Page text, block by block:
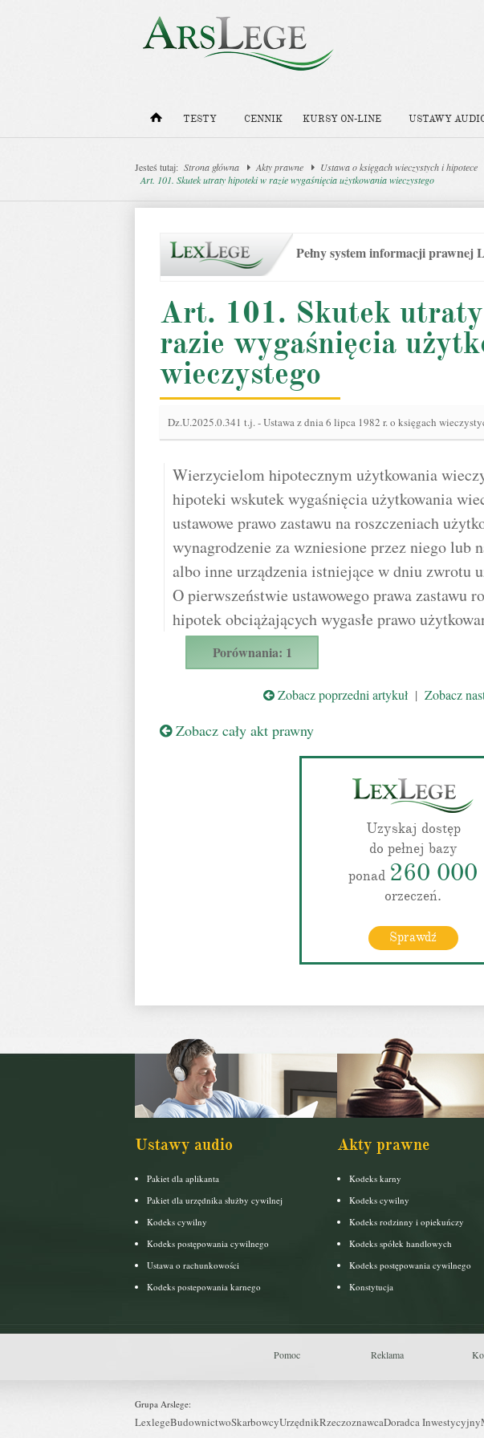
TESTY CENNIK KURSY ON-LINE USTAWY
Jesteś tutaj: Strona główna Akty prawne Ustawa o księgach wieczystych i hipotece
Art. 101. Skutek utraty hipoteki w razie wygaśnięcia użytkowania wieczystego
Pełny system informacji prawnej
Art. 101. Skutek
razie wygaśnięcia
wieczystego
Dz.U.2025.0.341 t.j.-Ustawa z dnia 6 lipca 1982 r. o księgach
Wierzycielom hipotecznym użytkowania
hipoteki wskutek wygaśnięcia użytkowania
ustawowe prawo zastawu na roszczeniach
wynagrodzenie za wzniesione przez niego lub
albo inne urządzenia istniejące w dniu zwrotu
O pierwszeństwie ustawowego prawa zastawu
hipotek obciążających wygasłe prawo
Porównania: 1
Zobacz poprzedni artykuł| Zobacz
Zobacz cały akt prawny
Uzyskaj dostęp
do pełnej bazy
ponad 260 000
orzeczeń.
Sprawdź
Ustawy audio
Pakiet dla aplikanta
Pakiet dla urzędnika służby cywilnej
Kodeks cywilny
Kodeks postępowania cywilnego
Ustawa o rachunkowości
Kodeks postepowania karnego
Akty prawne
Kodeks karny
Kodeks cywilny
Kodeks rodzinny i opiekuńczy
Kodeks spółek handlowych
Kodeks postępowania cywilnego
Konstytucja
Pomoc Reklama
Grupa Arslege:
LexlegeBudownictwoSkarbowcyUrzędnikRzeczoznawcaDoradca Inwestycyjny